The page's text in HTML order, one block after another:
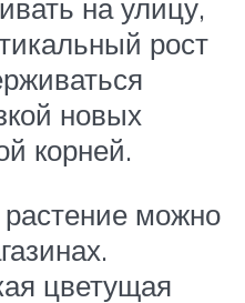
на улицу,
рост
новых
корней.
можно
цветущая